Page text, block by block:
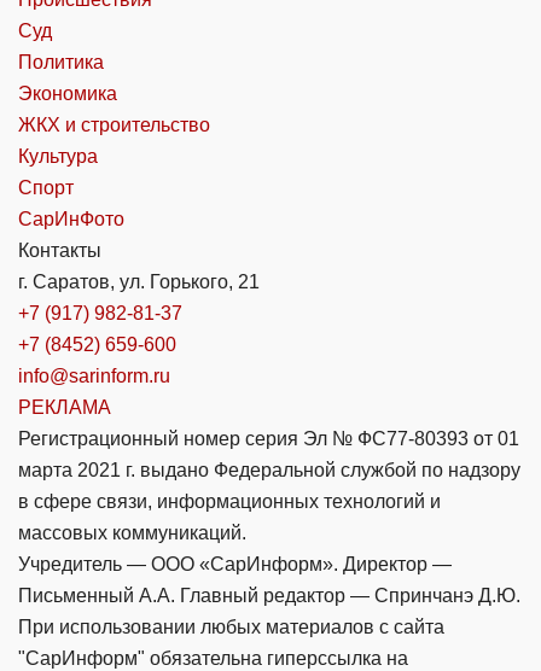
Суд
Политика
Экономика
ЖКХ и строительство
Культура
Спорт
СарИнФото
Контакты
г. Саратов, ул. Горького, 21
+7 (917) 982-81-37
+7 (8452) 659-600
info@sarinform.ru
РЕКЛАМА
Регистрационный номер серия Эл № ФС77-80393 от 01
марта 2021 г. выдано Федеральной службой по надзору
в сфере связи, информационных технологий и
массовых коммуникаций.
Учредитель — ООО «СарИнформ». Директор —
Письменный А.А. Главный редактор — Спринчанэ Д.Ю.
При использовании любых материалов с сайта
"СарИнформ" обязательна гиперссылка на